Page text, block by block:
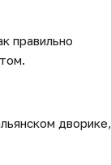
правильно
дворике,